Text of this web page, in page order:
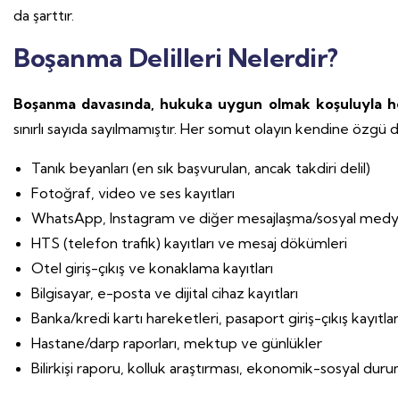
da şarttır.
Boşanma Delilleri Nelerdir?
Boşanma davasında, hukuka uygun olmak koşuluyla
sınırlı sayıda sayılmamıştır. Her somut olayın kendine
Tanık beyanları (en sık başvurulan, ancak takdiri delil)
Fotoğraf, video ve ses kayıtları
WhatsApp, Instagram ve diğer mesajlaşma/sosyal
HTS (telefon trafik) kayıtları ve mesaj dökümleri
Otel giriş-çıkış ve konaklama kayıtları
Bilgisayar, e-posta ve dijital cihaz kayıtları
Banka/kredi kartı hareketleri, pasaport giriş-çıkış
Hastane/darp raporları, mektup ve günlükler
Bilirkişi raporu, kolluk araştırması, ekonomik-sosyal